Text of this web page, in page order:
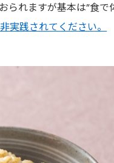
れますが基本は”食で
実践されてください。